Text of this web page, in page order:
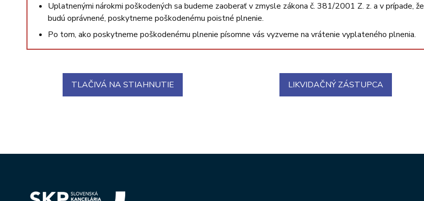
Uplatnenými nárokmi poškodených sa budeme zaoberať v zmysle zákona č. 381/2001 Z. z. a v prípade, že
budú oprávnené, poskytneme poškodenému poistné plnenie.
Po tom, ako poskytneme poškodenému plnenie písomne vás vyzveme na vrátenie vyplateného plnenia.
TLAČIVÁ NA STIAHNUTIE LIKVIDAČNÝ ZÁSTUPCA